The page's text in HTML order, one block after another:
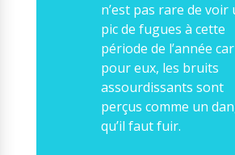
Rééducation fonctionnelle
n’est pas rare de voir
pic de fugues à cette
période de l’année car
pour eux, les bruits
assourdissants sont
perçus comme un
qu’il faut fuir.